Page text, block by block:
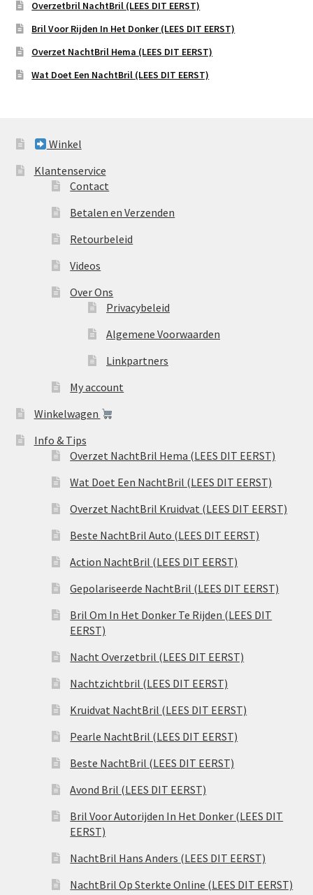
Overzetbril NachtBril (LEES DIT EERST)
Bril Voor Rijden In Het Donker (LEES DIT EERST)
Overzet NachtBril Hema (LEES DIT EERST)
Wat Doet Een NachtBril (LEES DIT EERST)
Winkel
Klantenservice
Contact
Betalen en Verzenden
Retourbeleid
Videos
Over Ons
Privacybeleid
Algemene Voorwaarden
Linkpartners
My account
Winkelwagen
Info & Tips
Overzet NachtBril Hema (LEES DIT EERST)
Wat Doet Een NachtBril (LEES DIT EERST)
Overzet NachtBril Kruidvat (LEES DIT EERST)
Beste NachtBril Auto (LEES DIT EERST)
Action NachtBril (LEES DIT EERST)
Gepolariseerde NachtBril (LEES DIT EERST)
Bril Om In Het Donker Te Rijden (LEES DIT
EERST)
Nacht Overzetbril (LEES DIT EERST)
Nachtzichtbril (LEES DIT EERST)
Kruidvat NachtBril (LEES DIT EERST)
Pearle NachtBril (LEES DIT EERST)
Beste NachtBril (LEES DIT EERST)
Avond Bril (LEES DIT EERST)
Bril Voor Autorijden In Het Donker (LEES DIT
EERST)
NachtBril Hans Anders (LEES DIT EERST)
NachtBril Op Sterkte Online (LEES DIT EERST)